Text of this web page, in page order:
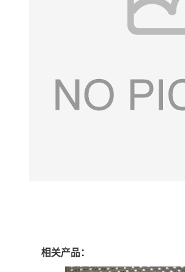
相关产品：